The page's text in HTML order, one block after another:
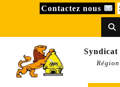
Contactez nous